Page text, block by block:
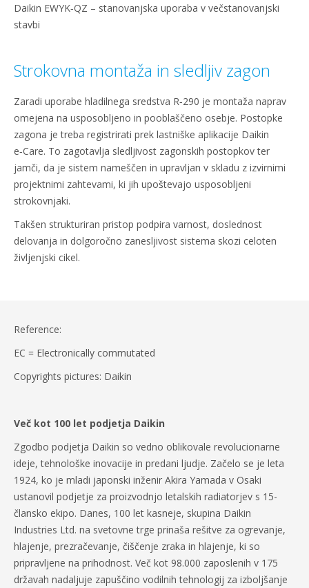
Daikin EWYK‑QZ – stanovanjska uporaba v večstanovanjski
stavbi
Strokovna montaža in sledljiv zagon
Zaradi uporabe hladilnega sredstva R‑290 je montaža naprav
omejena na usposobljeno in pooblaščeno osebje. Postopke
zagona je treba registrirati prek lastniške aplikacije Daikin
e‑Care. To zagotavlja sledljivost zagonskih postopkov ter
jamči, da je sistem nameščen in upravljan v skladu z izvirnimi
projektnimi zahtevami, ki jih upoštevajo usposobljeni
strokovnjaki.
Takšen strukturiran pristop podpira varnost, doslednost
delovanja in dolgoročno zanesljivost sistema skozi celoten
življenjski cikel.
Reference:
EC = Electronically commutated
Copyrights pictures: Daikin
Več kot 100 let podjetja Daikin
Zgodbo podjetja Daikin so vedno oblikovale revolucionarne
ideje, tehnološke inovacije in predani ljudje. Začelo se je leta
1924, ko je mladi japonski inženir Akira Yamada v Osaki
ustanovil podjetje za proizvodnjo letalskih radiatorjev s 15-
člansko ekipo. Danes, 100 let kasneje, skupina Daikin
Industries Ltd. na svetovne trge prinaša rešitve za ogrevanje,
hlajenje, prezračevanje, čiščenje zraka in hlajenje, ki so
pripravljene na prihodnost. Več kot 98.000 zaposlenih v 175
državah nadaljuje zapuščino vodilnih tehnologij za izboljšanje